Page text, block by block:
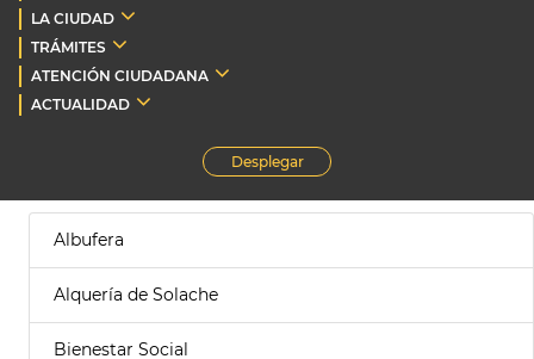
LA CIUDAD
TRÁMITES
ATENCIÓN CIUDADANA
ACTUALIDAD
Desplegar
Albufera
Alquería de Solache
Bienestar Social